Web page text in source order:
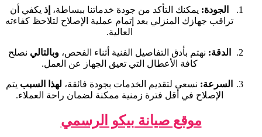
الجودة: يمكنك التأكد من جودة خدماتنا ببساطة، إذ يكفي أن
تراقب جهازك المنزلي بعد إتمام عملية الإصلاح لتلاحظ كفاءته
العالية.
الدقة: نهتم بأدق التفاصيل الفنية أثناء الفحص،وبالتالي نصلح
كافة الأعطال التي تعيق الجهاز عن العمل.
السرعة: نسعى لتقديم الخدمات بجودة فائقة، لهذا السبب يتم
الإصلاح في أقل فترة زمنية ممكنة لضمان راحة العملاء.
موقع صيانة بيكو الرسمي